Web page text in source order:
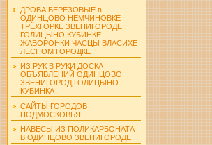
ДРОВА БЕРЁЗОВЫЕ в
ОДИНЦОВО НЕМЧИНОВКЕ
ТРЁХГОРКЕ ЗВЕНИГОРОДЕ
ГОЛИЦЫНО КУБИНКЕ
ЖАВОРОНКИ ЧАСЦЫ ВЛАСИХЕ
ЛЕСНОМ ГОРОДКЕ
ИЗ РУК В РУКИ ДОСКА
ОБЪЯВЛЕНИЙ ОДИНЦОВО
ЗВЕНИГОРОД ГОЛИЦЫНО
КУБИНКА
САЙТЫ ГОРОДОВ
ПОДМОСКОВЬЯ
НАВЕСЫ ИЗ ПОЛИКАРБОНАТА
В ОДИНЦОВО ЗВЕНИГОРОДЕ